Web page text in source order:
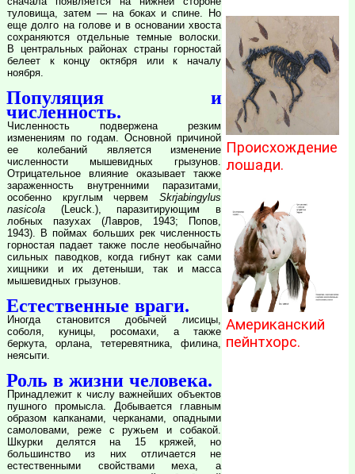
туловища, затем — на боках и спине. Но
еще долго на голове и в основании хвоста
сохраняются отдельные темные волоски.
В центральных районах страны горностай
белеет к концу октября или к началу
ноября.
Популяция и
численность.
Численность подвержена резким
изменениям по годам. Основной причиной
ее колебаний является изменение
численности мышевидных грызунов.
Отрицательное влияние оказывает также
зараженность внутренними паразитами,
особенно круглым червемSkrjabingylus
nasicola (Leuck.), паразитирующим в
лобных пазухах (Лавров, 1943; Попов,
1943). В поймах больших рек численность
горностая падает также после необычайно
сильных паводков, когда гибнут как сами
хищники и их детеныши, так и масса
мышевидных грызунов.
Естественные враги.
Иногда становится добычей лисицы,
соболя, куницы, росомахи, а также
беркута, орлана, тетеревятника, филина,
неясыти.
Роль в жизни человека.
Принадлежит к числу важнейших объектов
пушного промысла. Добывается главным
образом капканами, черканами, опадными
самоловами, реже с ружьем и собакой.
Шкурки делятся на 15 кряжей, но
большинство из них отличается не
естественными свойствами меха, а
Происхождение
лошади.
Американский
пейнтхорс.